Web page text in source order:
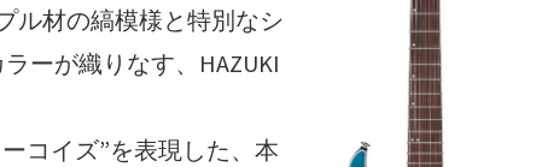
ル材の縞模様と特別なシ
ーが織りなす、HAZUKI
コイズ”を表現した、本